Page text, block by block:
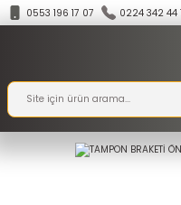
0553 196 17 07 0224 342 44